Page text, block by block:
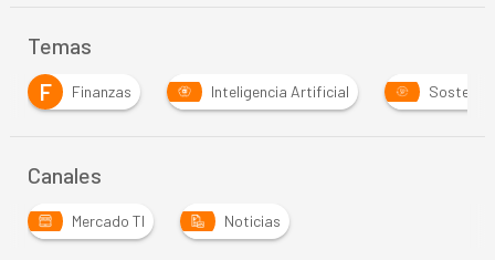
Temas
F
Finanzas Inteligencia Artificial
Canales
Mercado TI Noticias